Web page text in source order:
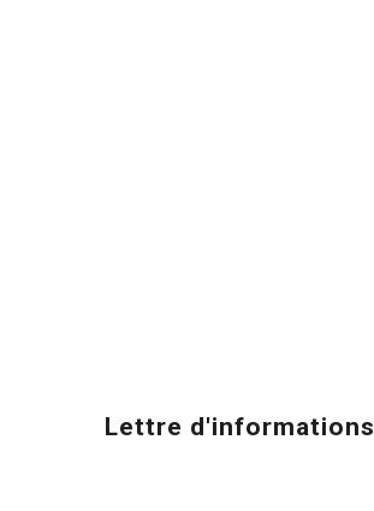
Lettre d'informations